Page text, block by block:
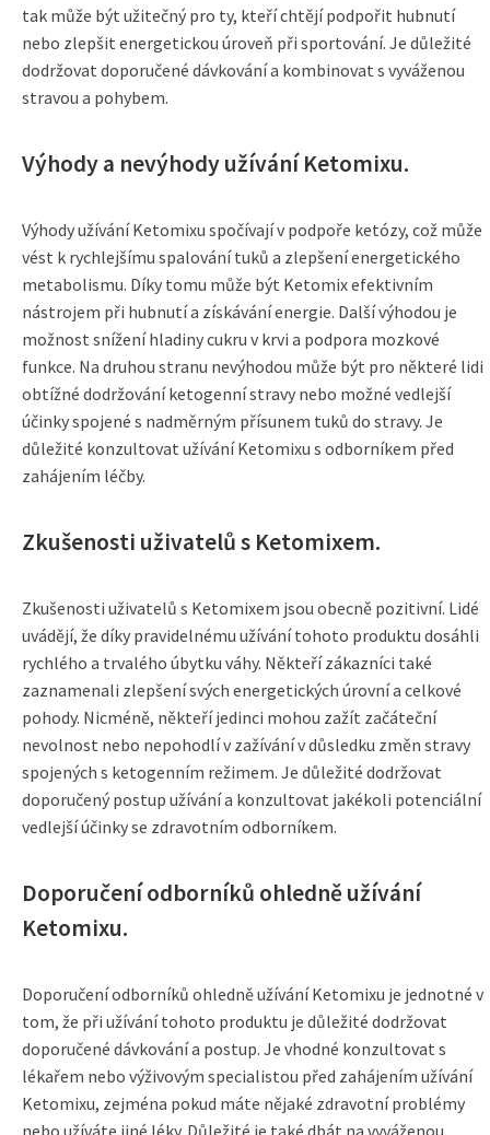
tak může být užitečný pro ty, kteří chtějí podpořit hubnutí
nebo zlepšit energetickou úroveň při sportování. Je důležité
dodržovat doporučené dávkování a kombinovat s vyváženou
stravou a pohybem.
Výhody a nevýhody užívání Ketomixu.
Výhody užívání Ketomixu spočívají v podpoře ketózy, což může
vést k rychlejšímu spalování tuků a zlepšení energetického
metabolismu. Díky tomu může být Ketomix efektivním
nástrojem při hubnutí a získávání energie. Další výhodou je
možnost snížení hladiny cukru v krvi a podpora mozkové
funkce. Na druhou stranu nevýhodou může být pro některé lidi
obtížné dodržování ketogenní stravy nebo možné vedlejší
účinky spojené s nadměrným přísunem tuků do stravy. Je
důležité konzultovat užívání Ketomixu s odborníkem před
zahájením léčby.
Zkušenosti uživatelů s Ketomixem.
Zkušenosti uživatelů s Ketomixem jsou obecně pozitivní. Lidé
uvádějí, že díky pravidelnému užívání tohoto produktu dosáhli
rychlého a trvalého úbytku váhy. Někteří zákazníci také
zaznamenali zlepšení svých energetických úrovní a celkové
pohody. Nicméně, někteří jedinci mohou zažít začáteční
nevolnost nebo nepohodlí v zažívání v důsledku změn stravy
spojených s ketogenním režimem. Je důležité dodržovat
doporučený postup užívání a konzultovat jakékoli potenciální
vedlejší účinky se zdravotním odborníkem.
Doporučení odborníků ohledně užívání
Ketomixu.
Doporučení odborníků ohledně užívání Ketomixu je jednotné v
tom, že při užívání tohoto produktu je důležité dodržovat
doporučené dávkování a postup. Je vhodné konzultovat s
lékařem nebo výživovým specialistou před zahájením užívání
Ketomixu, zejména pokud máte nějaké zdravotní problémy
nebo užíváte jiné léky. Důležité je také dbát na vyváženou